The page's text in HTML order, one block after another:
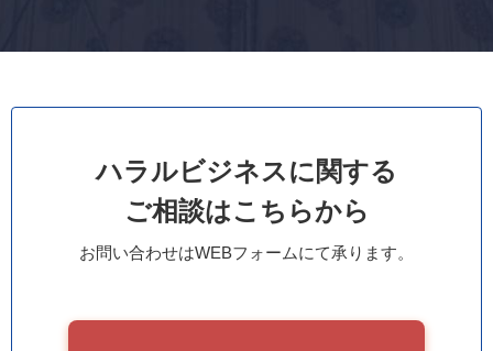
ハラルビジネスに関する
ご相談はこちらから
お問い合わせはWEBフォームにて承ります。